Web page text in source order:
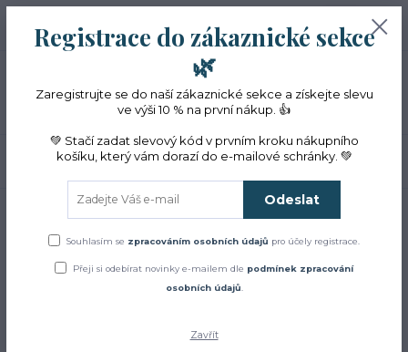
Menu
CZK
Hledat
(Po-Pá, 10-16 hod.)
0ks
0 Kč
ZACHRAŇTE BYLINKY!
BIO pelyněk pravý sušená kvetoucí nať
BIO pelyněk pravý sušená
kvetoucí nať VÝPRODEJ 24
Registrace do zákaznické sekce
🌿
Zaregistrujte se do naší zákaznické sekce a získejte slevu
ve výši 10 % na první nákup. 👍
💚 Stačí zadat slevový kód v prvním kroku nákupního
košíku, který vám dorazí do e-mailové schránky. 💚
Odeslat
Souhlasím se zpracováním osobních údajů pro účely registrace.
Přeji si odebírat novinky e-mailem dle podmínek zpracování
osobních údajů
Zavřít